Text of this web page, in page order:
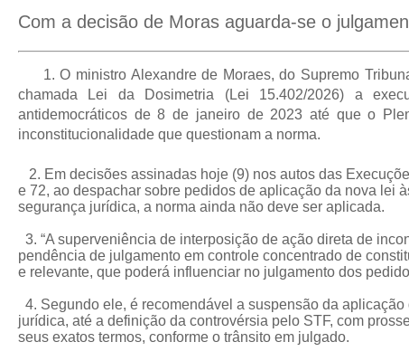
Com a decisão de Moras aguarda-se o
1. O ministro Alexandre de Moraes, do Supremo
chamada Lei da Dosimetria (Lei 15.402/2026) a
antidemocráticos de 8 de janeiro de 2023 até que o
inconstitucionalidade que questionam a norma.
2. Em decisões assinadas hoje (9) nos autos das
e 72, ao despachar sobre pedidos de aplicação da nova lei
segurança jurídica, a norma ainda não deve ser aplicada.
3. “A superveniência de interposição de ação direta de
pendência de julgamento em controle concentrado de
e relevante, que poderá influenciar no julgamento dos
4. Segundo ele, é recomendável a suspensão da
jurídica, até a definição da controvérsia pelo STF, com
seus exatos termos, conforme o trânsito em julgado.